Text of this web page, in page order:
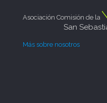
Asociación Comisión de la
San
Más sobre nosotros